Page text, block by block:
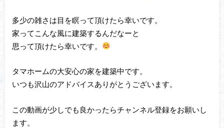
多少の雑さは目を瞑って頂けたら幸いです。
家ってこんな風に建築するんだなーと
思って頂けたら幸いです。
タマホームの大安心の家を建築中です。
いつも沢山のアドバイスありがとうございます。
この動画が少しでも良かったらチャンネル登録をお願いし
ます。